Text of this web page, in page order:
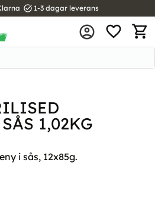
task_alt 1-3 dagar leverans
1,02KG
i sås, 12x85g.